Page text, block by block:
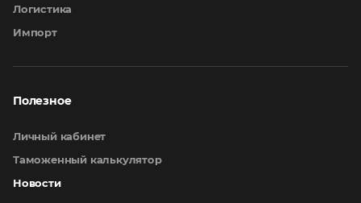
Логистика
Импорт
Полезное
Личный кабинет
Таможенный калькулятор
Новости